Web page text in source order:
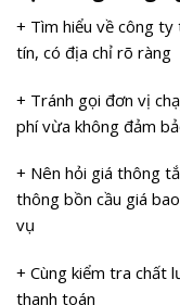
+ Tìm hiểu về công
tín, có địa chỉ rõ ràng
+ Tránh gọi đơn vị
phí vừa không đảm
+ Nên hỏi giá thông
thông bồn cầu giá
vụ
+ Cùng kiểm tra chất
thanh toán